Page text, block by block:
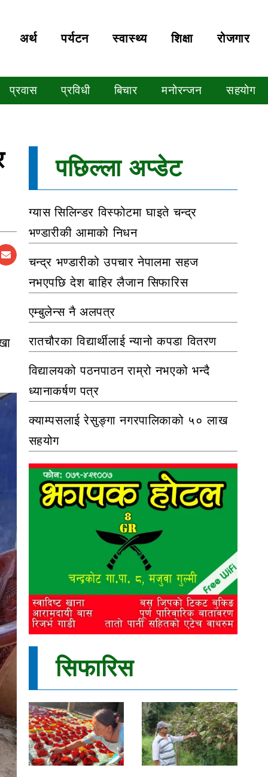
अर्थ पर्यटन स्वास्थ्य शिक्षा रोजगार
प्रवास प्रविधी बिचार मनोरन्जन सहयोग
पछिल्ला अप्डेट
ग्यास सिलिन्डर विस्फोटमा घाइते चन्द्र
भण्डारीकी आमाको निधन
चन्द्र भण्डारीको उपचार नेपालमा सहज
नभएपछि देश बाहिर लैजान सिफारिस
एम्बुलेन्स नै अलपत्र
रातचौरका विद्यार्थीलाई न्यानो कपडा वितरण
विद्यालयको पठनपाठन राम्रो नभएको भन्दै
ध्यानाकर्षण पत्र
क्याम्पसलाई रेसुङ्गा नगरपालिकाको ५० लाख
सहयोग
सिफारिस